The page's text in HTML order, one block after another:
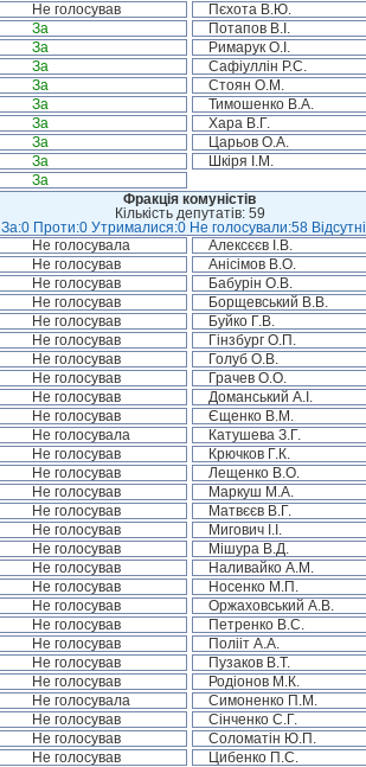
Не голосував Пєхота В.Ю.
За Потапов В.І.
За Римарук О.І.
За Сафіуллін Р.С.
За Стоян О.М.
За Тимошенко В.А.
За Хара В.Г.
За Царьов О.А.
За Шкіря І.М.
За
Фракція комуністів
Кількість депутатів: 59
За:0 Проти:0 Утрималися:0 Не голосували:58
Не голосувала Алексєєв І.В.
Не голосував Анісімов В.О.
Не голосував Бабурін О.В.
Не голосував Борщевський В.В.
Не голосував Буйко Г.В.
Не голосував Гінзбург О.П.
Не голосував Голуб О.В.
Не голосував Грачев О.О.
Не голосував Доманський А.І.
Не голосував Єщенко В.М.
Не голосувала Катушева З.Г.
Не голосував Крючков Г.К.
Не голосував Лещенко В.О.
Не голосував Маркуш М.А.
Не голосував Матвєєв В.Г.
Не голосував Мигович І.І.
Не голосував Мішура В.Д.
Не голосував Наливайко А.М.
Не голосував Носенко М.П.
Не голосував Оржаховський А.В.
Не голосував Петренко В.С.
Не голосував Полііт А.А.
Не голосував Пузаков В.Т.
Не голосував Родіонов М.К.
Не голосувала Симоненко П.М.
Не голосував Сінченко С.Г.
Не голосував Соломатін Ю.П.
Не голосував Цибенко П.С.